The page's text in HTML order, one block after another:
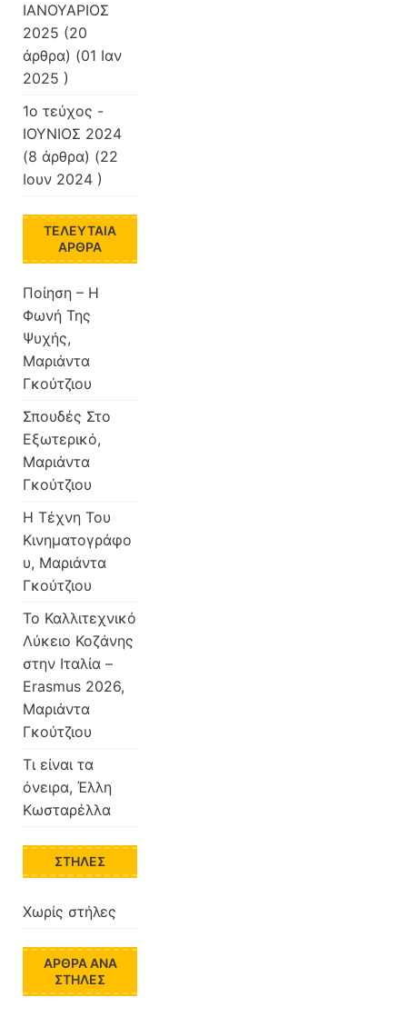
ΙΑΝΟΥΑΡΙΟΣ
2025 (20
άρθρα) (01 Ιαν
2025 )
1ο τεύχος -
ΙΟΥΝΙΟΣ 2024
(8 άρθρα) (22
Ιουν 2024 )
ΤΕΛΕΥΤΑΊΑ
ΆΡΘΡΑ
Ποίηση – Η
Φωνή Της
Ψυχής,
Μαριάντα
Γκούτζιου
Σπουδές Στο
Εξωτερικό,
Μαριάντα
Γκούτζιου
Η Τέχνη Του
Κινηματογράφο
υ, Μαριάντα
Γκούτζιου
Το Καλλιτεχνικό
Λύκειο Κοζάνης
στην Ιταλία –
Erasmus 2026,
Μαριάντα
Γκούτζιου
Τι είναι τα
όνειρα, Έλλη
Κωσταρέλλα
ΣΤΉΛΕΣ
Χωρίς στήλες
ΆΡΘΡΑ ΑΝΆ
ΣΤΉΛΕΣ